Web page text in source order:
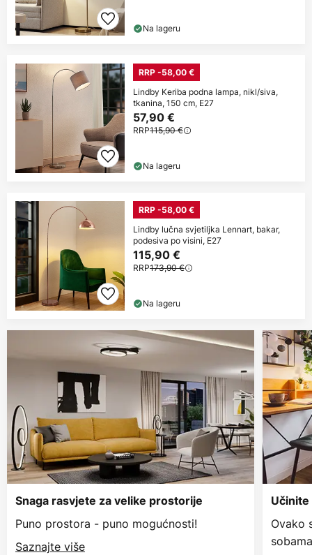
Na lageru
RRP -58,00 €
Lindby Keriba podna lampa, nikl/siva,
tkanina, 150 cm, E27
57,90 €
RRP115,90 €
Na lageru
RRP -58,00 €
Lindby lučna svjetiljka Lennart, bakar,
podesiva po visini, E27
115,90 €
RRP173,90 €
Na lageru
Snaga rasvjete za velike prostorije
Puno prostora - puno mogućnosti!
Saznajte više
Učinite
Ovako